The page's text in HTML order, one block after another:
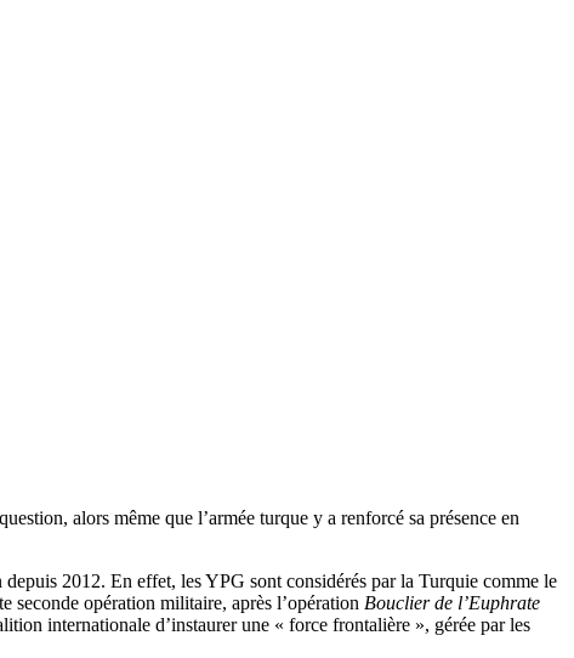
alors même que l’armée turque y a renforcé sa présence en
2012. En effet, les YPG sont considérés par la Turquie comme le
seconde opération militaire, après l’opération Bouclier de l’Euphrate
internationale d’instaurer une « force frontalière », gérée par les